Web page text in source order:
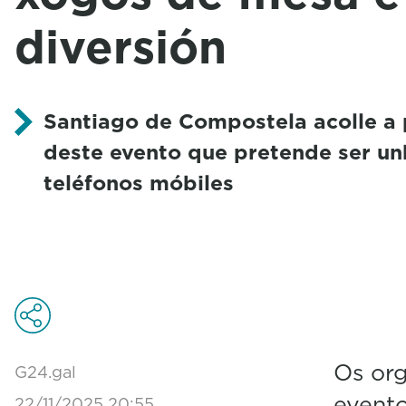
diversión
Santiago de Compostela acolle
deste evento que pretende ser
teléfonos móbiles
G24.gal
Os